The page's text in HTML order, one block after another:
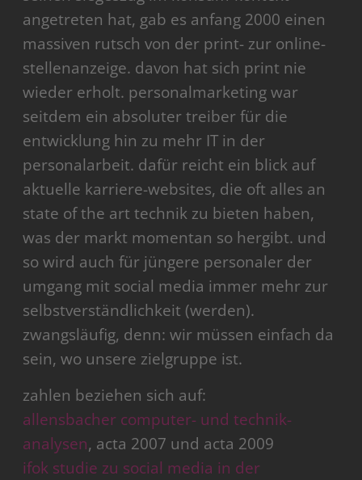
angetreten hat, gab es anfang 2000 einen
massiven rutsch von der print- zur online-
stellenanzeige. davon hat sich print nie
wieder erholt. personalmarketing war
seitdem ein absoluter treiber für die
entwicklung hin zu mehr IT in der
personalarbeit. dafür reicht ein blick auf
aktuelle karriere-websites, die oft alles an
state of the art technik zu bieten haben,
was der markt momentan so hergibt. und
so wird auch für jüngere personaler der
umgang mit social media immer mehr zur
selbstverständlichkeit (werden).
zwangsläufig, denn: wir müssen einfach da
sein, wo unsere zielgruppe ist.
zahlen beziehen sich auf:
allensbacher computer- und technik-
analysen, acta 2007 und acta 2009
ifok studie zu social media in der